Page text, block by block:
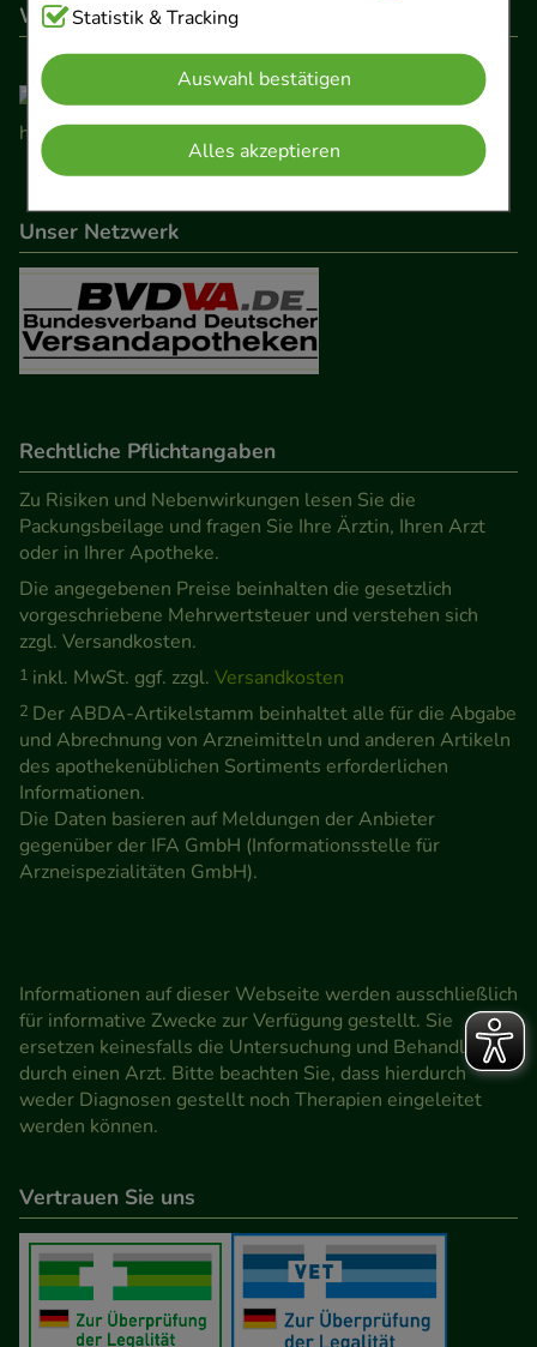
Cookies, die für die Grundfunktionen unserer
Website notwendig sind (z.B. Navigation,
Warenkorb, Kundenkonto), weshalb auf diese nicht
verzichtet werden kann.
Komfort:Diese Cookies werden genutzt um das
Einkaufserlebnis noch ansprechender zu gestalten,
beispielsweise für die Wiedererkennung des
Besuchers oder unsere Seite an bevorzugte
Verhaltensweisen (z.B. Spracheinstellung)
anzupassen. Komfort-Cookies ermöglichen es uns
auch auf Ihre Bedürfnisse zugeschrittene Inhalte
betreiben.
Statistik & Tracking:Hierüber lassen sich
Informationen über die Art und Weise der Nutzung
unserer Website sammeln, mit deren Hilfe wir
unsere Website weiter für Sie optimieren können,
den Inhalt auf unserer Website aber auch die
Werbung auf Drittseiten möglichst relevant für Sie
teilweise an Dritte wie z.B. Google oder soziale
Medien übertragen werden.
Statistik & Tracking
Auswahl bestätigen
Alles akzeptieren
Wir sind hier gelistet
Unser Netzwerk
Rechtliche Pflichtangaben
Zu Risiken und Nebenwirkungen lesen Sie die
Packungsbeilage und fragen Sie Ihre Ärztin, Ihren Arzt
oder in Ihrer Apotheke.
Die angegebenen Preise beinhalten die gesetzlich
vorgeschriebene Mehrwertsteuer und verstehen sich
zzgl. Versandkosten.
1 inkl. MwSt. ggf. zzgl. Versandkosten
2 Der ABDA-Artikelstamm beinhaltet alle für die Abgabe
und Abrechnung von Arzneimitteln und anderen Artikeln
des apothekenüblichen Sortiments erforderlichen
Informationen.
Die Daten basieren auf Meldungen der Anbieter
gegenüber der IFA GmbH (Informationsstelle für
Arzneispezialitäten GmbH).
Informationen auf dieser Webseite werden ausschließlich
für informative Zwecke zur Verfügung gestellt. Sie
ersetzen keinesfalls die Untersuchung und Behandlung
durch einen Arzt. Bitte beachten Sie, dass hierdurch
weder Diagnosen gestellt noch Therapien eingeleitet
werden können.
Vertrauen Sie uns